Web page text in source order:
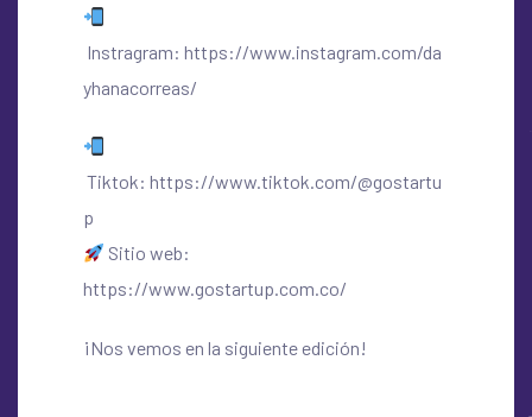
Instragram: https://www.instagram.com/da
yhanacorreas/
Tiktok: https://www.tiktok.com/@gostartu
p
Sitio web:
https://www.gostartup.com.co/
¡Nos vemos en la siguiente edición!